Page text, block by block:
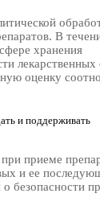
В
хранения
лекарственных
оценку
и поддерживать
приеме
и ее
безопасности